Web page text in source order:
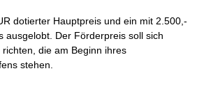
dotierter Hauptpreis und ein mit 2.500,-
ausgelobt. Der Förderpreis soll sich
die am Beginn ihres
stehen.